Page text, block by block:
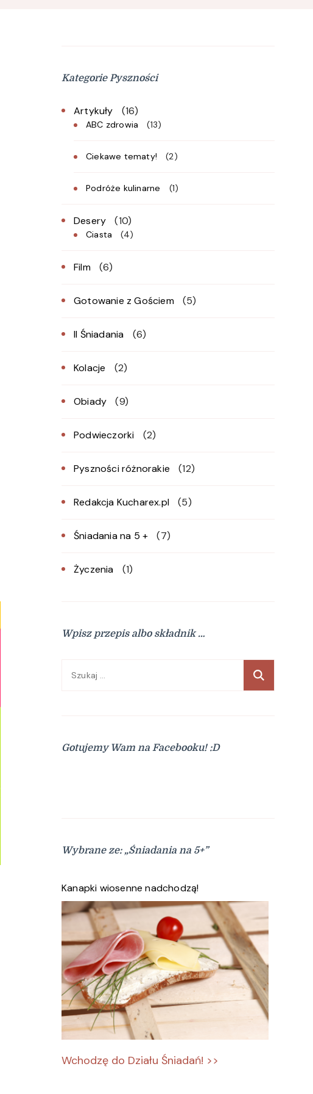
Kategorie Pyszności
Artykuły (16)
ABC zdrowia (13)
Ciekawe tematy! (2)
Podróże kulinarne (1)
Desery (10)
Ciasta (4)
Film (6)
Gotowanie z Gościem (5)
II Śniadania (6)
Kolacje (2)
Obiady (9)
Podwieczorki (2)
Pyszności różnorakie (12)
Redakcja Kucharex.pl (5)
Śniadania na 5 + (7)
Życzenia (1)
Wpisz przepis albo składnik …
Szukaj:
Gotujemy Wam na Facebooku! :D
Wybrane ze: „Śniadania na 5+”
Kanapki wiosenne nadchodzą!
Wchodzę do Działu Śniadań! >>